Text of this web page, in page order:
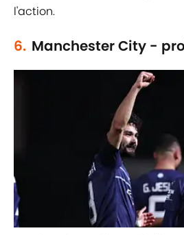
l'action.
6. Manchester City -